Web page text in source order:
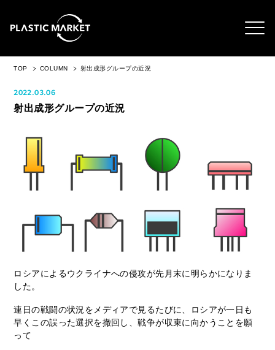
TOP COLUMN 射出成形グループの近況
2022.03.06
射出成形グループの近況
ロシアによるウクライナへの侵攻が先月末に明らかになりま
した。
連日の戦闘の状況をメディアで見るたびに、ロシアが一日も
早くこの誤った選択を撤回し、戦争が収束に向かうことを願
って